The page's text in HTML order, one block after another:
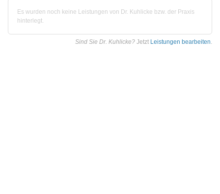
Es wurden noch keine Leistungen von Dr. Kuhlicke bzw. der Praxis
hinterlegt.
Sind Sie Dr. Kuhlicke? Jetzt Leistungen bearbeiten.